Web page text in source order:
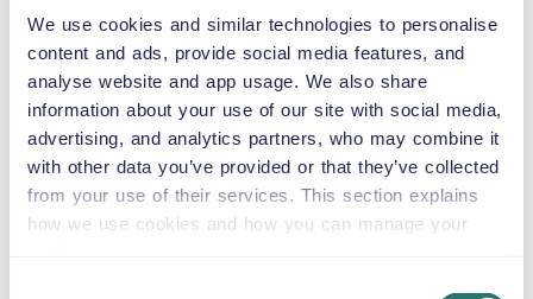
We use cookies and similar technologies to personalise
content and ads, provide social media features, and
analyse website and app usage. We also share
information about your use of our site with social media,
advertising, and analytics partners, who may combine it
with other data you’ve provided or that they’ve collected
from your use of their services. This section explains
how we use cookies and how you can manage your
ALMOFADA DE ELEVAÇÃO
Até 36 kg
CORRENTES PARA A NEVE